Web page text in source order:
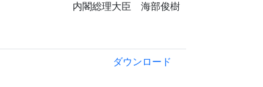
内閣総理大臣 海部俊樹
ダウンロード